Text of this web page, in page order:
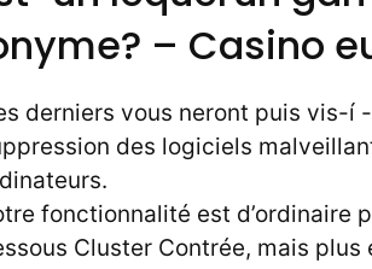
– Casino
derniers vous neront puis vis-í
des logiciels
fonctionnalité est d’ordinaire
Cluster Contrée, mais plus